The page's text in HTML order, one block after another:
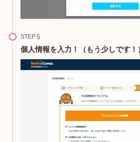
STEP
個人情報を入力！（もう少しです！